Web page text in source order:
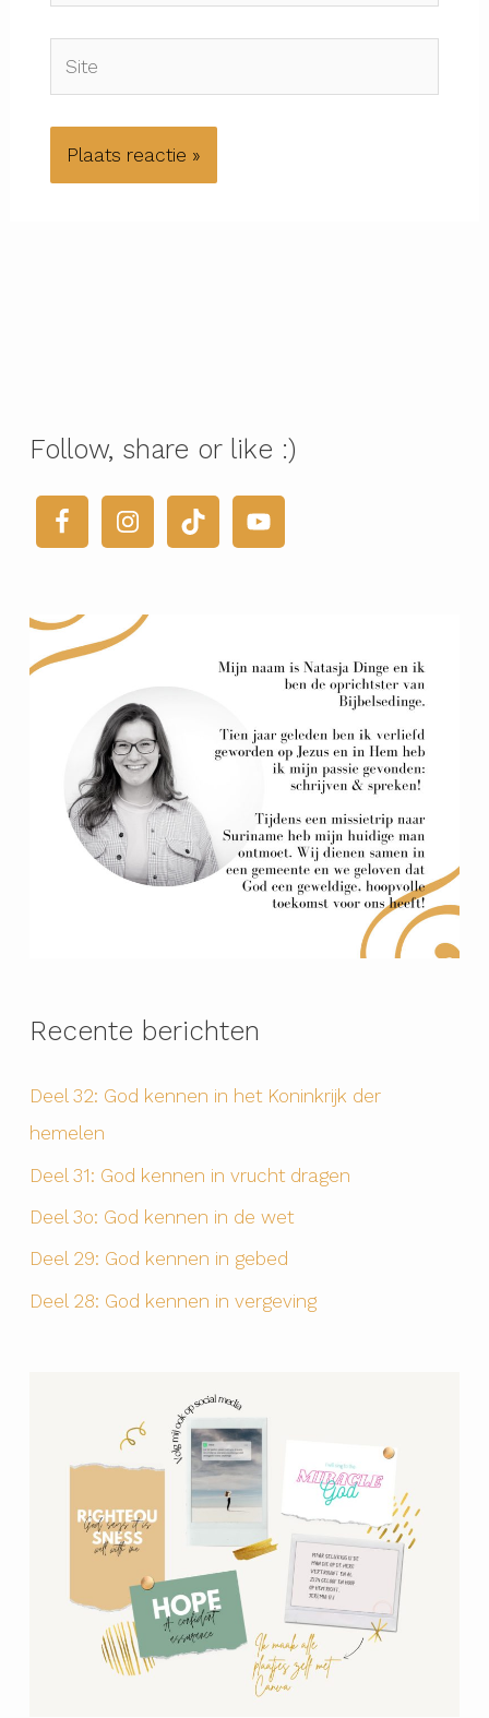
Follow, share or like :)
Recente berichten
Deel 32: God kennen in het Koninkrijk der
hemelen
Deel 31: God kennen in vrucht dragen
Deel 3o: God kennen in de wet
Deel 29: God kennen in gebed
Deel 28: God kennen in vergeving